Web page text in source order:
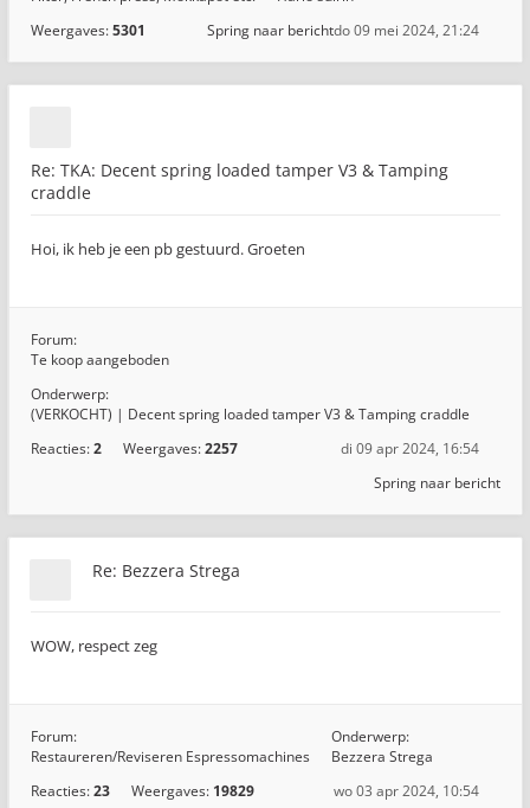
Weergaves:5301 do 09 mei 2024, 21:24
Spring naar bericht
Re: TKA: Decent spring loaded tamper V3 & Tamping
craddle
Hoi, ik heb je een pb gestuurd. Groeten
Forum:
Te koop aangeboden
Onderwerp:
(VERKOCHT) | Decent spring loaded tamper V3 & Tamping craddle
Reacties:2 Weergaves:2257
di 09 apr 2024, 16:54
Spring naar bericht
Re: Bezzera Strega
WOW, respect zeg
Forum:
Restaureren/Reviseren Espressomachines
Onderwerp:
Bezzera Strega
Reacties:23 Weergaves: 19829
wo 03 apr 2024, 10:54